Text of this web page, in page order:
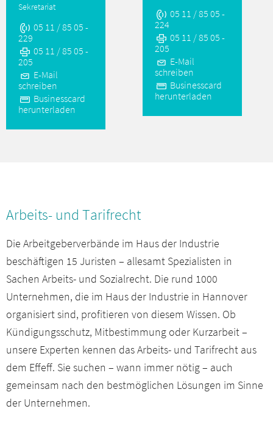
Sekretariat
05 11 / 85 05 -
229
05 11 / 85 05 -
205
E-Mail
schreiben
Businesscard
herunterladen
05 11 / 85 05 -
224
05 11 / 85 05 -
205
E-Mail
schreiben
Businesscard
herunterladen
Arbeits- und Tarifrecht
Die Arbeitgeberverbände im Haus der Industrie
beschäftigen 15 Juristen – allesamt Spezialisten in
Sachen Arbeits- und Sozialrecht. Die rund 1000
Unternehmen, die im Haus der Industrie in Hannover
organisiert sind, profitieren von diesem Wissen. Ob
Kündigungsschutz, Mitbestimmung oder Kurzarbeit –
unsere Experten kennen das Arbeits- und Tarifrecht aus
dem Effeff. Sie suchen – wann immer nötig – auch
gemeinsam nach den bestmöglichen Lösungen im Sinne
der Unternehmen.